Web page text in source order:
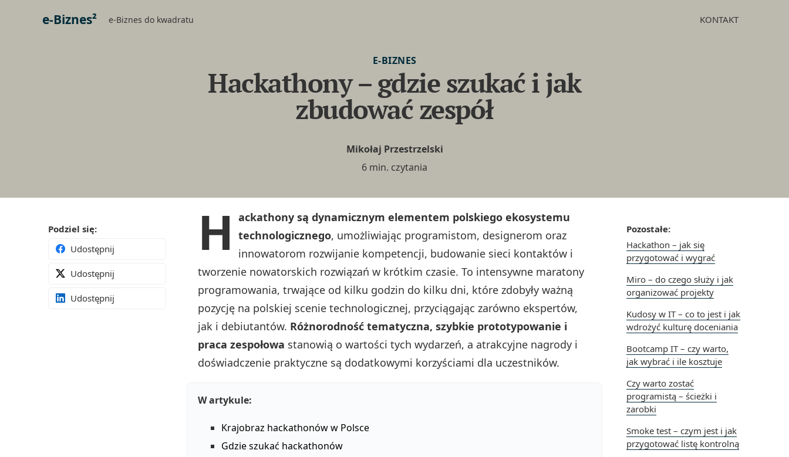
e-Biznes² e-Biznes do kwadratu KONTAKT
E-BIZNES
Hackathony – gdzie szukać i jak
zbudować zespół
Mikołaj Przestrzelski
6 min. czytania
Pozostałe:
Hackathon – jak się
przygotować i wygrać
Miro – do czego służy i jak
organizować projekty
Kudosy w IT – co to jest i jak
wdrożyć kulturę doceniania
Bootcamp IT – czy warto,
jak wybrać i ile kosztuje
Czy warto zostać
programistą – ścieżki i
zarobki
Smoke test – czym jest i jak
przygotować listę kontrolną
Podziel się:
Udostępnij
Udostępnij
Udostępnij
H
ackathony są dynamicznym elementem polskiego ekosystemu
technologicznego, umożliwiając programistom, designerom oraz
innowatorom rozwijanie kompetencji, budowanie sieci kontaktów i
tworzenie nowatorskich rozwiązań w krótkim czasie. To intensywne maratony
programowania, trwające od kilku godzin do kilku dni, które zdobyły ważną
pozycję na polskiej scenie technologicznej, przyciągając zarówno ekspertów,
jak i debiutantów. Różnorodność tematyczna, szybkie prototypowanie i
praca zespołowa stanowią o wartości tych wydarzeń, a atrakcyjne nagrody i
doświadczenie praktyczne są dodatkowymi korzyściami dla uczestników.
W artykule:
Krajobraz hackathonów w Polsce
Gdzie szukać hackathonów